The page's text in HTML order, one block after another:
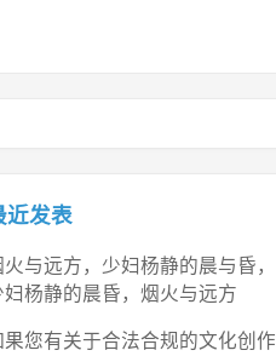
近发表
火与远方，少妇杨静的晨与昏，
妇杨静的晨昏，烟火与远方
果您有关于合法合规的文化创作